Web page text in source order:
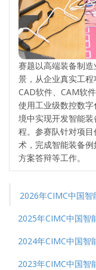
赛题以高端装备制
景，从企业真实工程
CAD软件、CAM软
使用工业级数控数
境中实现开发智能
程。参赛队针对项
术，完成智能装备例
方案答辩等工作。
2026年CIMC中国
2025年CIMC中国智
2024年CIMC中国智
2023年CIMC中国智